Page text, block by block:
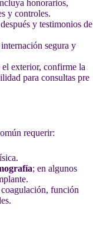
honorarios,
y controles.
y testimonios de
segura y
el exterior, confirme la
para consultas pre
requerir:
; en algunos
función